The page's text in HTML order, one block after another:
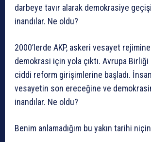
darbeye tavır alarak demokrasiye
inandılar. Ne oldu?
2000’lerde AKP, askeri vesayet rejimine
demokrasi için yola çıktı. Avrupa
ciddi reform girişimlerine başladı.
vesayetin son ereceğine ve
inandılar. Ne oldu?
Benim anlamadığım bu yakın tarihi